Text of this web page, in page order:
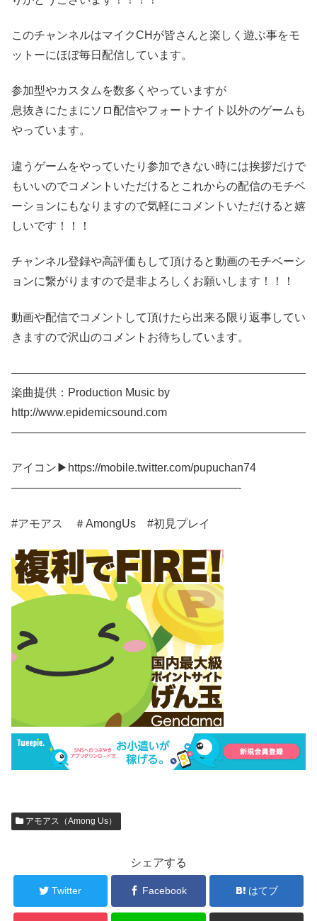
このチャンネルはマイクCHが皆さんと楽しく遊ぶ事をモ
ットーにほぼ毎日配信しています。
参加型やカスタムを数多くやっていますが
息抜きにたまにソロ配信やフォートナイト以外のゲームも
やっています。
違うゲームをやっていたり参加できない時には挨拶だけで
もいいのでコメントいただけるとこれからの配信のモチベ
ーションにもなりますので気軽にコメントいただけると嬉
しいです！！！
チャンネル登録や高評価もして頂けると動画のモチベーシ
ョンに繋がりますので是非よろしくお願いします！！！
動画や配信でコメントして頂けたら出来る限り返事してい
きますので沢山のコメントお待ちしています。
——————————————————————————
楽曲提供：Production Music by
http://www.epidemicsound.com
——————————————————————————
アイコン▶https://mobile.twitter.com/pupuchan74
————————————————————-
#アモアス ＃AmongUs #初見プレイ
アモアス（Among Us）
シェアする
Twitter Facebook はてブ